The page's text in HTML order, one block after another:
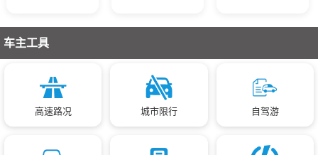
车主工具
高速路况 城市限行 自驾游